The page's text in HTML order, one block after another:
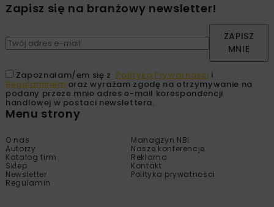
Zapisz się na branżowy newsletter!
ZAPISZ
MNIE
Zapoznałam/em się z Polityką Prywatności i
Regulaminem oraz wyrażam zgodę na otrzymywanie na
podany przeze mnie adres e-mail korespondencji
handlowej w postaci newslettera.
Menu strony
O nas
Managzyn NBI
Autorzy
Nasze konferencje
Katalog firm
Reklama
Sklep
Kontakt
Newsletter
Polityka prywatności
Regulamin